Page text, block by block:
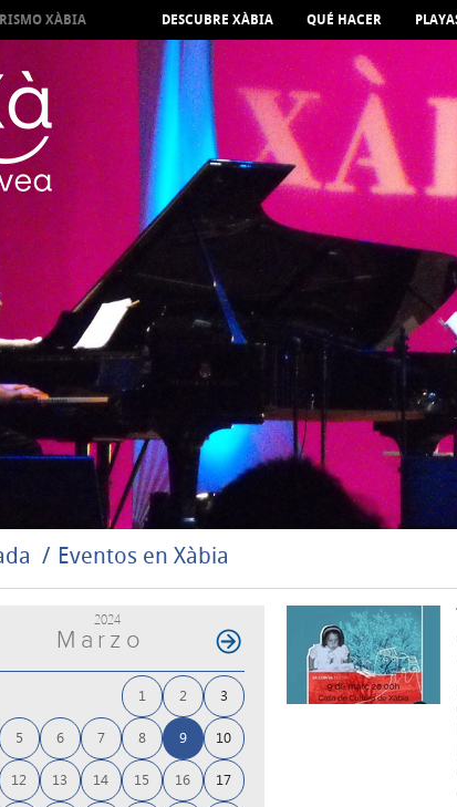
XÀBIA DESCUBRE XÀBIA QUÉ HACER
Eventos en Xàbia
2024
Marzo
1 2 3
5 6 7 8 9 10
12 13 14 15 16 17